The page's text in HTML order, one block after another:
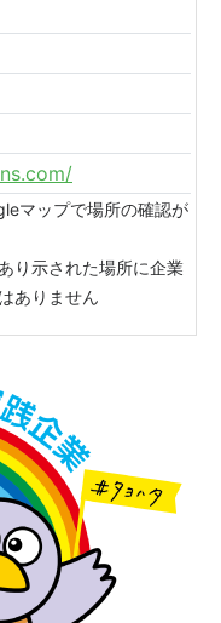
マップで場所の確認が
り示された場所に企業
ありません